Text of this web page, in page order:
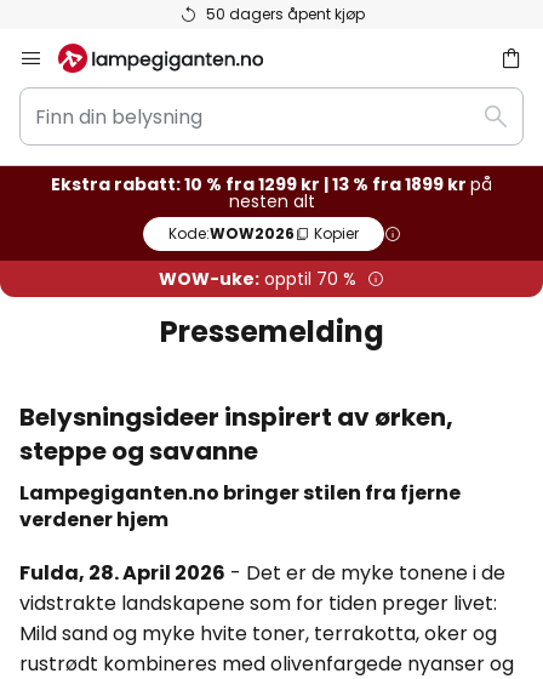
50 dagers åpent kjøp
Hopp
til
innhold
Finn
din
belysning
Søk
Ekstra rabatt: 10 % fra 1299 kr | 13 % fra 1899 kr på
nesten alt
Kode:WOW2026 Kopier
WOW-uke: opptil 70 %
Pressemelding
Belysningsideer inspirert av ørken,
steppe og savanne
Lampegiganten.no bringer stilen fra fjerne
verdener hjem
Fulda, 28. April 2026 - Det er de myke tonene i de
vidstrakte landskapene som for tiden preger livet:
Mild sand og myke hvite toner, terrakotta, oker og
rustrødt kombineres med olivenfargede nyanser og